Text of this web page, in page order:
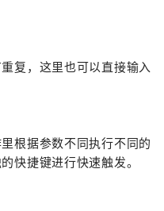
复，这里也可以直接输入
根据参数不同执行不同的
快捷键进行快速触发。